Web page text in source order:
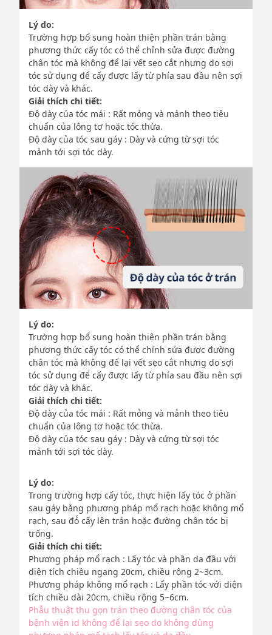
Lý do:
Trường hợp bổ sung hoàn thiện phần trán bằng
phương thức cấy tóc có thể chỉnh sửa được đường
chân tóc mà không để lại vết sẹo cắt nhưng do sợi
tóc sử dụng để cấy được lấy từ phía sau đầu nên sợi
tóc dày và khác.
Giải thích chi tiết:
Độ dày của tóc mái : Rất mỏng và mảnh theo tiêu
chuẩn của lông tơ hoặc tóc thừa.
Độ dày của tóc sau gáy : Dày và cứng từ sợi tóc
mảnh tới sợi tóc dày.
Lý do:
Trường hợp bổ sung hoàn thiện phần trán bằng
phương thức cấy tóc có thể chỉnh sửa được đường
chân tóc mà không để lại vết sẹo cắt nhưng do sợi
tóc sử dụng để cấy được lấy từ phía sau đầu nên sợi
tóc dày và khác.
Giải thích chi tiết:
Độ dày của tóc mái : Rất mỏng và mảnh theo tiêu
chuẩn của lông tơ hoặc tóc thừa.
Độ dày của tóc sau gáy : Dày và cứng từ sợi tóc
mảnh tới sợi tóc dày.
Lý do:
Trong trường hợp cấy tóc, thực hiện lấy tóc ở phần
sau gáy bằng phương pháp mổ rạch hoặc không mổ
rạch, sau đó́ cấy lên trán hoặc đường chân tóc bị
trống.
Giải thích chi tiết:
Phương pháp mổ rạch : Lấy tóc và phần da đầu với
diện tích chiều ngang 20cm, chiều rộng 2~3cm.
Phương pháp không mổ rạch : Lấy phần tóc với diện
tích chiều dài 20cm, chiều rộng 5~6cm.
Phẫu thuật thu gọn trán theo đường chân tóc của
bệnh viện id không để lại sẹo do không dùng